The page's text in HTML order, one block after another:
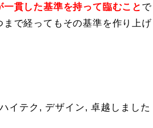
一貫した基準を持って臨むこと で
で経ってもその基準を作り上げ